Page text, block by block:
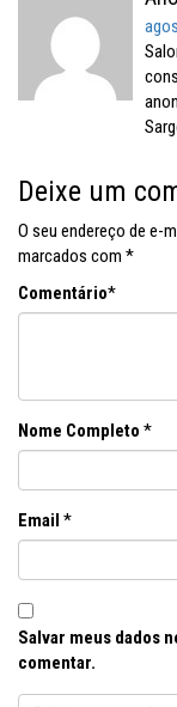
Deixe um
O seu endereço de e-
marcados com *
Comentário*
Nome Completo *
Email *
Salvar meus dados
comentar.